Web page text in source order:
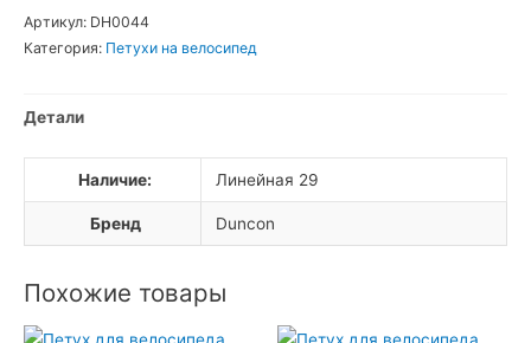
Артикул: DH0044
Категория: Петухи на велосипед
Детали
Наличие: Линейная 29
Бренд Duncon
Похожие товары